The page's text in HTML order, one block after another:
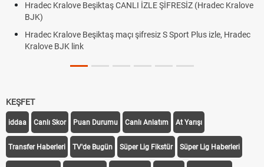
Hradec Kralove Beşiktaş CANLI İZLE ŞİFRESİZ (Hradec Kralove
BJK)
Hradec Kralove Beşiktaş maçı şifresiz S Sport Plus izle, Hradec
Kralove BJK link
KEŞFET
iddaa Canlı Skor Puan Durumu Canlı Anlatım At Yarışı
Transfer Haberleri TV'de Bugün Süper Lig Fikstür Süper Lig Haberleri